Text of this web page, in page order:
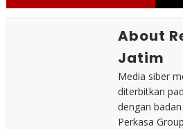
About
Jatim
Media siber
diterbitkan
dengan
Perkasa